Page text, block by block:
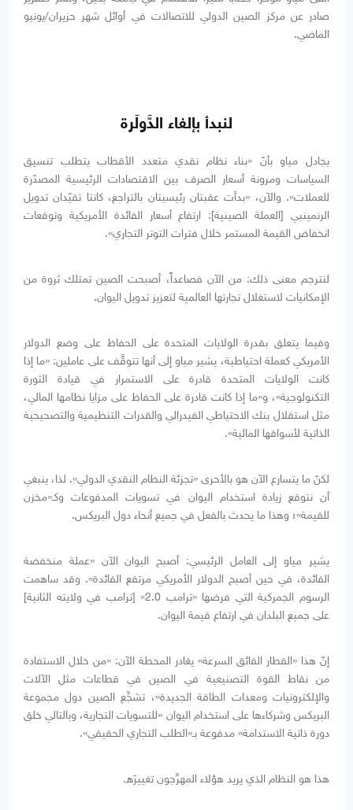
صادر عن مركز الصين الدولي للاتصالات في أوائل شهر حزيران/يونيو
الماضي.
لنبدأ بإلغاء الدَّولَرة
يجادل مياو بأنّ «بناء نظام نقدي متعدد الأقطاب يتطلب تنسيق
السياسات ومرونة أسعار الصرف بين الاقتصادات الرئيسية المصدّرة
للعملات». والآن، «بدأت عقبتان رئيسيتان بالتراجع، كانتا تقيّدان تدويل
الرنمينبي [العملة الصينية]: ارتفاع أسعار الفائدة الأمريكية وتوقعات
انخفاض القيمة المستمر خلال فترات التوتر التجاري».
لنترجم معنى ذلك: من الآن فصاعداً، أصبحت الصين تمتلك ثروة من
الإمكانيات لاستغلال تجارتها العالمية لتعزيز تدويل اليوان.
وفيما يتعلق بقدرة الولايات المتحدة على الحفاظ على وضع الدولار
الأمريكي كعملة احتياطية، يشير مياو إلى أنها تتوقَّف على عاملين: «ما إذا
كانت الولايات المتحدة قادرة على الاستمرار في قيادة الثورة
التكنولوجية»، و«ما إذا كانت قادرة على الحفاظ على مزايا نظامها المالي،
مثل استقلال بنك الاحتياطي الفيدرالي والقدرات التنظيمية والتصحيحية
الذاتية لأسواقها المالية».
لكنّ ما يتسارع الآن هو بالأحرى «تجزئة النظام النقدي الدولي». لذا، ينبغي
أن نتوقع زيادة استخدام اليوان في تسويات المدفوعات وكـ«مخزن
للقيمة»؛ وهذا ما يحدث بالفعل في جميع أنحاء دول البريكس.
يشير مياو إلى العامل الرئيسي: أصبح اليوان الآن «عملة منخفضة
الفائدة، في حين أصبح الدولار الأمريكي مرتفع الفائدة». وقد ساهمت
الرسوم الجمركية التي فرضها «ترامب 2.0» [ترامب في ولايته الثانية]
على جميع البلدان في ارتفاع قيمة اليوان.
إنّ هذا «القطار الفائق السرعة» يغادر المحطة الآن: «من خلال الاستفادة
من نقاط القوة التصنيعية في الصين في قطاعات مثل الآلات
والإلكترونيات ومعدات الطاقة الجديدة»، تشجِّع الصين دول مجموعة
البريكس وشركاءها على استخدام اليوان «للتسويات التجارية، وبالتالي خلق
دورة ذاتية الاستدامة» مدفوعة بـ«الطلب التجاري الحقيقي».
هذا هو النظام الذي يريد هؤلاء المهرِّجون تغييرَه.